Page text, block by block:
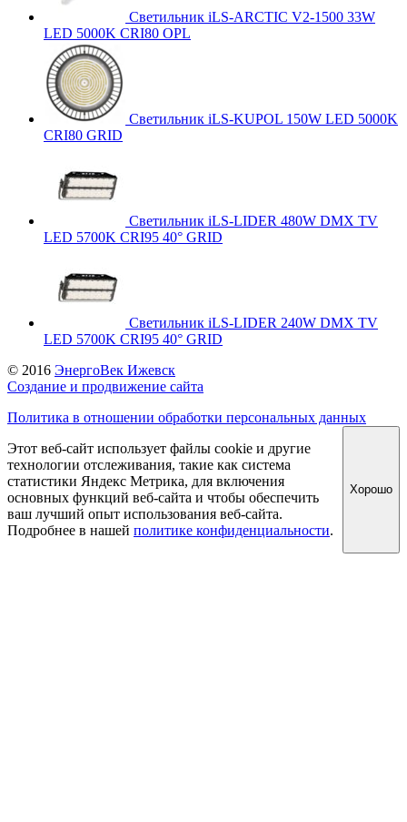
Светильник iLS-ARCTIC V2-1500 33W
LED 5000K CRI80 OPL
Светильник iLS-KUPOL 150W LED 5000K
CRI80 GRID
Светильник iLS-LIDER 480W DMX TV
LED 5700K CRI95 40° GRID
Светильник iLS-LIDER 240W DMX TV
LED 5700K CRI95 40° GRID
© 2016 ЭнергоВек Ижевск
Создание и продвижение сайта
Политика в отношении обработки персональных данных
Этот веб-сайт использует файлы cookie и другие
технологии отслеживания, такие как система
статистики Яндекс Метрика, для включения
основных функций веб-сайта и чтобы обеспечить
ваш лучший опыт использования веб-сайта.
Подробнее в нашей политике конфиденциальности.
Хорошо